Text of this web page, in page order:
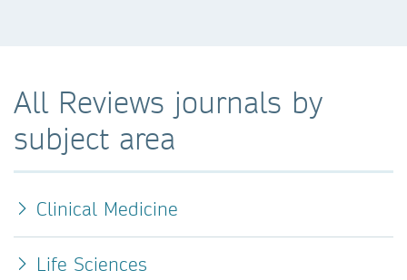
All Reviews journals by
subject area
Clinical Medicine
Life Sciences